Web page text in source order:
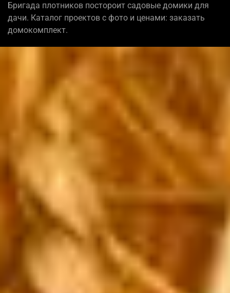
Бригада плотников постороит садовые домики для
дачи. Каталог проектов с фото и ценами: заказать
домокомплект.